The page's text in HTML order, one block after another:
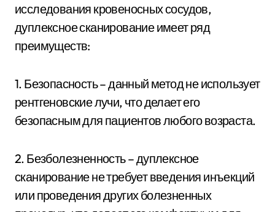
исследования кровеносных сосудов,
дуплексное сканирование имеет ряд
преимуществ:
1. Безопасность – данный метод не использует
рентгеновские лучи, что делает его
безопасным для пациентов любого возраста.
2. Безболезненность – дуплексное
сканирование не требует введения инъекций
или проведения других болезненных